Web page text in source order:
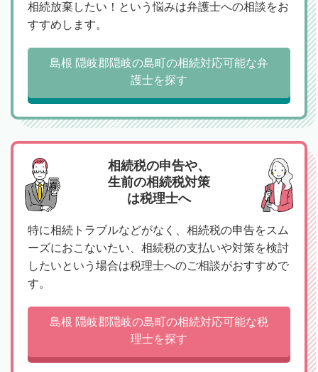
相続放棄したい！という悩みは弁護士への相談をお
すすめします。
島根 隠岐郡隠岐の島町の相続対応可能な弁
護士を探す
相続税の申告や、
生前の相続税対策
は税理士へ
特に相続トラブルなどがなく、相続税の申告をスム
ーズにおこないたい、相続税の支払いや対策を検討
したいという場合は税理士へのご相談がおすすめで
す。
島根 隠岐郡隠岐の島町の相続対応可能な税
理士を探す